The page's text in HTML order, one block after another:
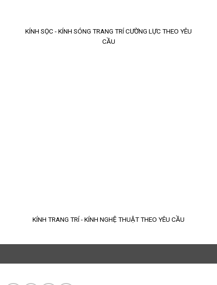
KÍNH SỌC - KÍNH SÓNG TRANG TRÍ CƯỜNG LỰC THEO YÊU
CẦU
KÍNH TRANG TRÍ - KÍNH NGHỆ THUẬT THEO YÊU CẦU